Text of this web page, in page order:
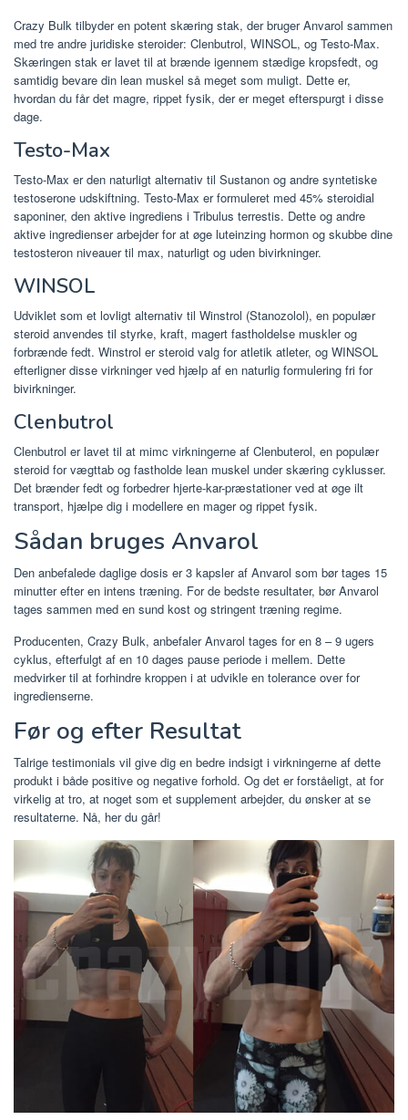
Crazy Bulk tilbyder en potent skæring stak, der bruger Anvarol sammen
med tre andre juridiske steroider: Clenbutrol, WINSOL, og Testo-Max.
Skæringen stak er lavet til at brænde igennem stædige kropsfedt, og
samtidig bevare din lean muskel så meget som muligt. Dette er,
hvordan du får det magre, rippet fysik, der er meget efterspurgt i disse
dage.
Testo-Max
Testo-Max er den naturligt alternativ til Sustanon og andre syntetiske
testoserone udskiftning. Testo-Max er formuleret med 45% steroidial
saponiner, den aktive ingrediens i Tribulus terrestis. Dette og andre
aktive ingredienser arbejder for at øge luteinzing hormon og skubbe dine
testosteron niveauer til max, naturligt og uden bivirkninger.
WINSOL
Udviklet som et lovligt alternativ til Winstrol (Stanozolol), en populær
steroid anvendes til styrke, kraft, magert fastholdelse muskler og
forbrænde fedt. Winstrol er steroid valg for atletik atleter, og WINSOL
efterligner disse virkninger ved hjælp af en naturlig formulering fri for
bivirkninger.
Clenbutrol
Clenbutrol er lavet til at mimc virkningerne af Clenbuterol, en populær
steroid for vægttab og fastholde lean muskel under skæring cyklusser.
Det brænder fedt og forbedrer hjerte-kar-præstationer ved at øge ilt
transport, hjælpe dig i modellere en mager og rippet fysik.
Sådan bruges Anvarol
Den anbefalede daglige dosis er 3 kapsler af Anvarol som bør tages 15
minutter efter en intens træning. For de bedste resultater, bør Anvarol
tages sammen med en sund kost og stringent træning regime.
Producenten, Crazy Bulk, anbefaler Anvarol tages for en 8 – 9 ugers
cyklus, efterfulgt af en 10 dages pause periode i mellem. Dette
medvirker til at forhindre kroppen i at udvikle en tolerance over for
ingredienserne.
Før og efter Resultat
Talrige testimonials vil give dig en bedre indsigt i virkningerne af dette
produkt i både positive og negative forhold. Og det er forståeligt, at for
virkelig at tro, at noget som et supplement arbejder, du ønsker at se
resultaterne. Nå, her du går!